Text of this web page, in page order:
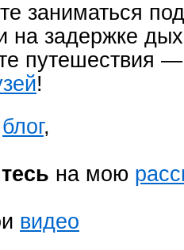
заниматься
на задержке
путешествия
!
блог,
на мою
видео